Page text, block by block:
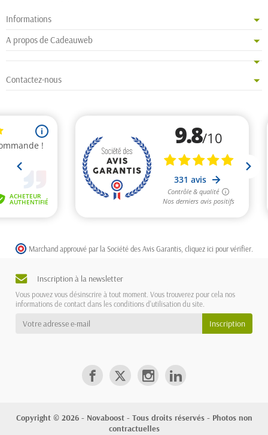
Informations
A propos de Cadeauweb
Contactez-nous
Marchand approuvé par la Société des Avis Garantis, cliquez ici pour vérifier
Inscription à la newsletter
Vous pouvez vous désinscrire à tout moment. Vous trouverez pour cela nos
informations de contact dans les conditions d'utilisation du site.
Copyright © 2026 - Novaboost - Tous droits réservés - Photos non
contractuelles